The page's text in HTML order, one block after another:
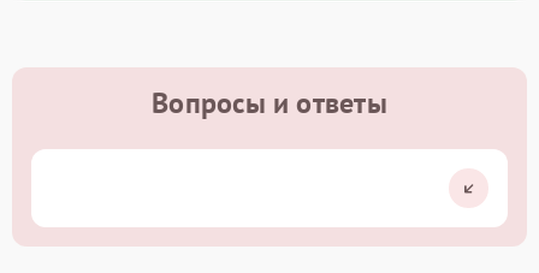
Вопросы и ответы